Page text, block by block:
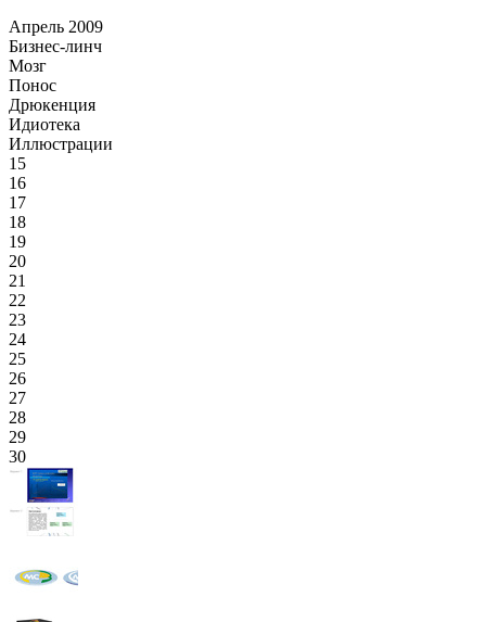
Апрель 2009
Бизнес-линч
Мозг
Понос
Дрюкенция
Идиотека
Иллюстрации
15
16
17
18
19
20
21
22
23
24
25
26
27
28
29
30